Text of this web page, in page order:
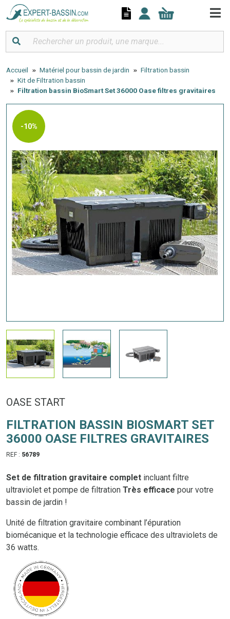
Accueil Matériel pour bassin de jardin
Filtration bassin
Kit de Filtration bassin
Filtration bassin BioSmart Set 36000 Oase filtres gravitaires
-10%
OASE START
FILTRATION BASSIN BIOSMART SET
36000 OASE FILTRES GRAVITAIRES
REF : 56789
Set de filtration gravitaire complet incluant filtre
ultraviolet et pompe de filtration Très efficace pour votre
bassin de jardin !
Unité de filtration gravitaire combinant l’épuration
biomécanique et la technologie efficace des ultraviolets de
36 watts.
Panneau de gestion des cookies